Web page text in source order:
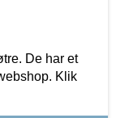
De har et
Klik